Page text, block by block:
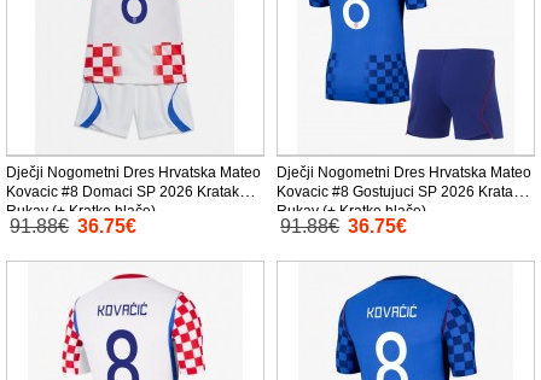
Dječji Nogometni Dres Hrvatska Mateo
Kovacic #8 Domaci SP 2026 Kratak
Rukav (+ Kratke hlače)
91.88€ 36.75€
Dječji Nogometni Dres Hrvatska Mateo
Kovacic #8 Gostujuci SP 2026 Kratak
Rukav (+ Kratke hlače)
91.88€ 36.75€